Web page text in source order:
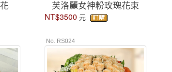
芙洛麗女神粉玫瑰花束
NT$3500 元
No. RS024